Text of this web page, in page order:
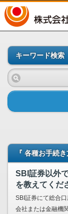
キーワード検索
『 各種お手続
SBI証券以外
を教えてくだ
SBI証券にて総合
会社または金融機